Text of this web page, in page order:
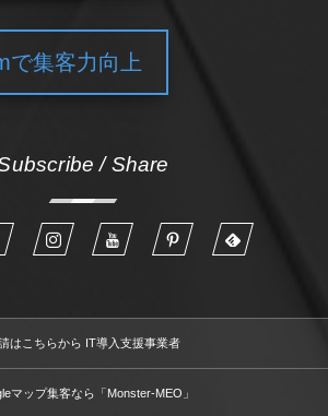
で集客力向上
/ Share
はこちらから IT導入支援事業者
マップ集客なら「Monster-MEO」